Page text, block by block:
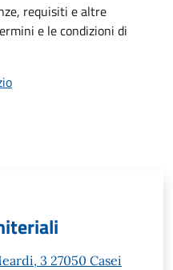
requisiti e altre
e le condizioni di
3 27050 Casei